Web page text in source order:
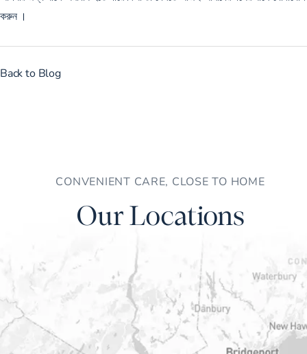
করুন ।
Back to Blog
CONVENIENT CARE, CLOSE TO HOME
Our Locations